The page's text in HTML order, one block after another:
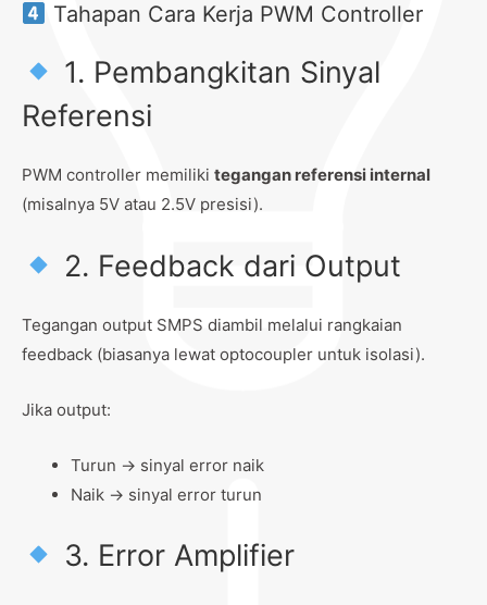
Tahapan Cara Kerja PWM Controller
1. Pembangkitan Sinyal
Referensi
PWM controller memiliki tegangan referensi internal
(misalnya 5V atau 2.5V presisi).
2. Feedback dari Output
Tegangan output SMPS diambil melalui rangkaian
feedback (biasanya lewat optocoupler untuk isolasi).
Jika output:
Turun → sinyal error naik
Naik → sinyal error turun
3. Error Amplifier